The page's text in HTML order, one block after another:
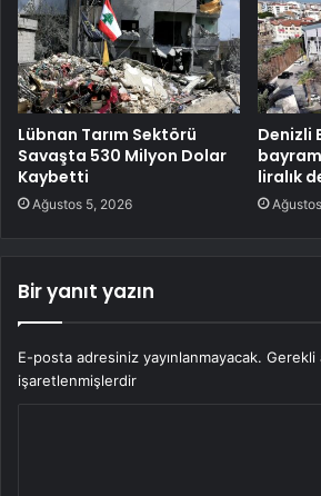
Lübnan Tarım Sektörü
Savaşta 530 Milyon Dolar
Kaybetti
Ağustos 5, 2026
Denizli
liralık
Bir yanıt yazın
E-posta adresiniz yayınlanmayacak. Gerekli
işaretlenmişlerdir